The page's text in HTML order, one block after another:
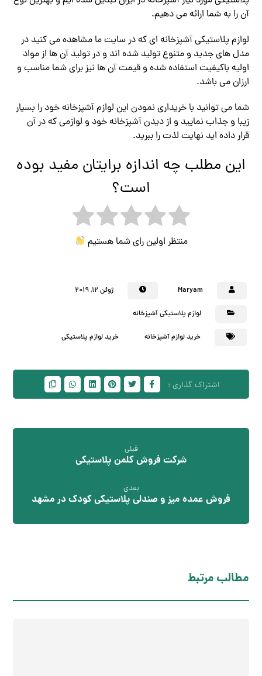
آن را به شما ارائه می دهیم.
لوازم پلاستیکی آشپزخانه ای که در سایت ما مشاهده می کنید در
مدل های جدید و متنوع تولید شده اند و در تولید آن ها از مواد
اولیه باکیفیت استفاده شده و قیمت آن ها نیز برای شما مناسب و
ارزان می باشد.
شما می توانید با خریداری نمودن این لوازم آشپزخانه خود را بسیار
زیبا و جذاب نمایید و از دیدن آشپزخانه خود و لوازمی که در آن
قرار داده اید نهایت لذت را ببرید.
این مطلب چه اندازه برایتان مفید بوده
است؟
منتظر اولین رای شما هستیم
Maryam ژوئن ۱۲, ۲۰۱۹
لوازم پلاستیکی آشپزخانه
خرید لوازم آشپزخانه خرید لوازم پلاستیکی
قبلی
شرکت فروش کلمن پلاستیکی
بعدی
فروش عمده میز و صندلی پلاستیکی کودک در مشهد
مطالب مرتبط